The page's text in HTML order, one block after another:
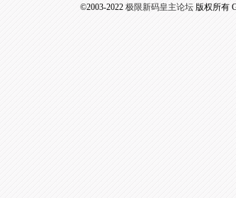
©2003-2022 极限新码皇主论坛版权所有